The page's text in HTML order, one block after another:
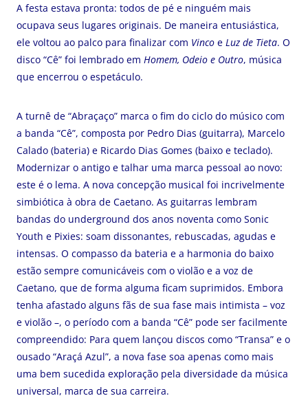
A festa estava pronta: todos de pé e ninguém mais
ocupava seus lugares originais. De maneira entusiástica,
ele voltou ao palco para finalizar com Vinco e Luz de Tieta. O
disco “Cê” foi lembrado em Homem, Odeio e Outro, música
que encerrou o espetáculo.
A turnê de “Abraçaço” marca o fim do ciclo do músico com
a banda “Cê”, composta por Pedro Dias (guitarra), Marcelo
Calado (bateria) e Ricardo Dias Gomes (baixo e teclado).
Modernizar o antigo e talhar uma marca pessoal ao novo:
este é o lema. A nova concepção musical foi incrivelmente
simbiótica à obra de Caetano. As guitarras lembram
bandas do underground dos anos noventa como Sonic
Youth e Pixies: soam dissonantes, rebuscadas, agudas e
intensas. O compasso da bateria e a harmonia do baixo
estão sempre comunicáveis com o violão e a voz de
Caetano, que de forma alguma ficam suprimidos. Embora
tenha afastado alguns fãs de sua fase mais intimista – voz
e violão –, o período com a banda “Cê” pode ser facilmente
compreendido: Para quem lançou discos como “Transa” e o
ousado “Araçá Azul”, a nova fase soa apenas como mais
uma bem sucedida exploração pela diversidade da música
universal, marca de sua carreira.